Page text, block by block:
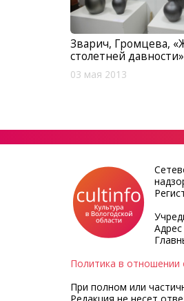
Зварич, Громцева,
столетней давности»
03 мая 2013
Политика в отношении
При полном или